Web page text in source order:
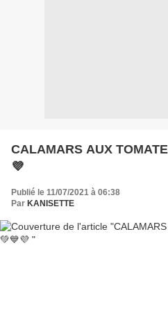
CALAMARS AUX TOMATES
💜
Publié le 11/07/2021 à 06:38
Par KANISETTE